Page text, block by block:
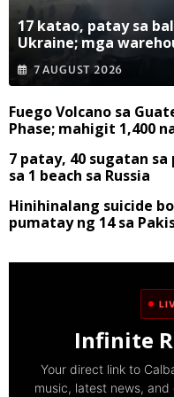
17 katao, patay sa
Ukraine; mga
7 AUGUST 2026
Fuego Volcano sa
Phase; mahigit 1,400
7 patay, 40 sugatan
sa 1 beach sa Russia
Hinihinalang suicide
pumatay ng 14 sa
Infinite
Your direct link to
music, latest news,